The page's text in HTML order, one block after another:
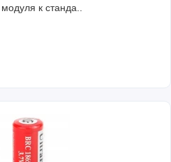
к станда..